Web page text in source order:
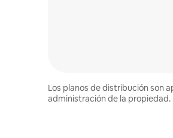
Los planos de distribución son
administración de la propiedad.